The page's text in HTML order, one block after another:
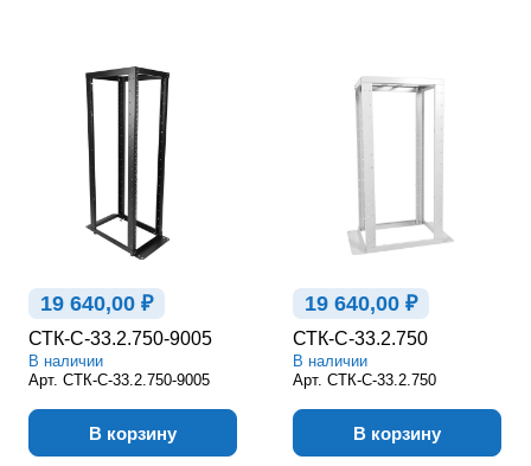
19 640,00 ₽
СТК-С-33.2.750-9005
В наличии
Арт. СТК-С-33.2.750-9005
В корзину
19 640,00 ₽
СТК-С-33.2.750
В наличии
Арт. СТК-С-33.2.750
В корзину